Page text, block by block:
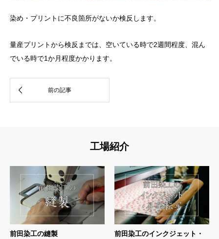
染め・プリントに不良箇所がないか検反します。
量産プリントから検反までは、空いている時で2週間程度、混ん
でいる時で1か月程度かかります。
工場紹介
前田染工の縫製
前田染工のインクジェット・